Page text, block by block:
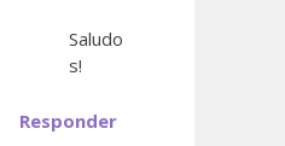
Saludo
s!
Responder